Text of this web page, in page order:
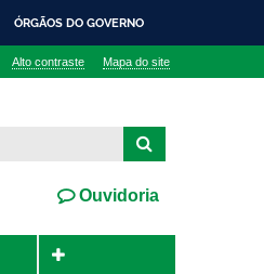
ÓRGÃOS DO GOVERNO
Alto contraste Mapa do site
Ouvidoria